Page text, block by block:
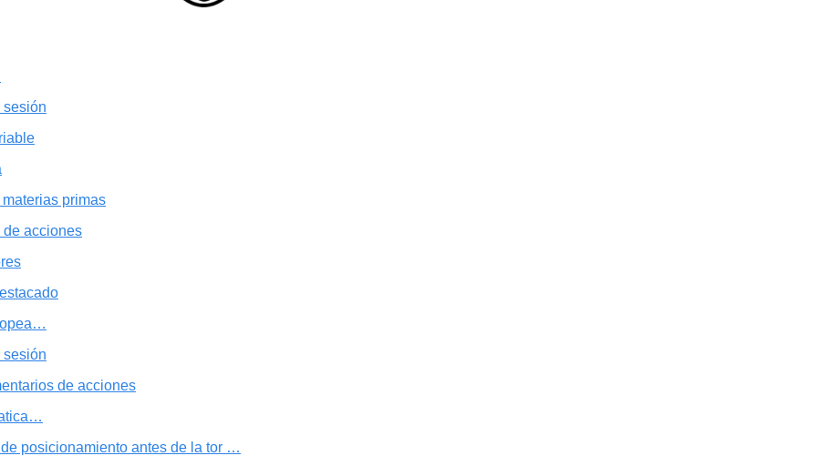
sesión
primas
acciones
sesión
de acciones
posicionamiento antes de la tor …